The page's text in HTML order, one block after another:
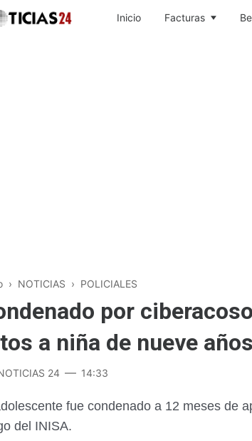
Inicio Facturas
› NOTICIAS › POLICIALES
por
a niña de nueve años
24 14:33
fue condenado a 12 meses de
del INISA.